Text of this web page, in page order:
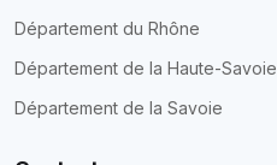
Département du Rhône
Département de la Haute-Savoie
Département de la Savoie